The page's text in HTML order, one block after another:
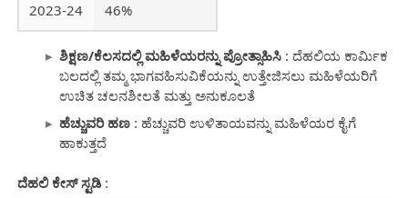
2023-24 46%
ಶಿಕ್ಷಣ/ಕೆಲಸದಲ್ಲಿ ಮಹಿಳೆಯರನ್ನು ಪ್ರೋತ್ಸಾಹಿಸಿ : ದೆಹಲಿಯ ಕಾರ್ಮಿಕ
ಬಲದಲ್ಲಿ ತಮ್ಮ ಭಾಗವಹಿಸುವಿಕೆಯನ್ನು ಉತ್ತೇಜಿಸಲು ಮಹಿಳೆಯರಿಗೆ
ಉಚಿತ ಚಲನಶೀಲತೆ ಮತ್ತು ಅನುಕೂಲತೆ
ಹೆಚ್ಚುವರಿ ಹಣ : ಹೆಚ್ಚುವರಿ ಉಳಿತಾಯವನ್ನು ಮಹಿಳೆಯರ ಕೈಗೆ
ಹಾಕುತ್ತದೆ
ದೆಹಲಿ ಕೇಸ್ ಸ್ಟಡಿ: